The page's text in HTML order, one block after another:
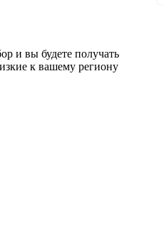
и вы будете получать
к вашему региону